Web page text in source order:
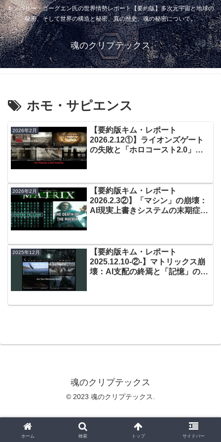
キンバリー・ゴーグエン氏の世界情勢レポート【要約版】多次元宇宙と地球の
秘密、そして世界の構造と秘密、真の歴史、魂の秘密について。
魂のクリプテックス
ホモ・サピエンス
2026年2月
【要約版キム・レポート
2026.2.12①】ライオンズゲート
の失敗と「ホロコースト2.0」：
2026年2月
【要約版キム・レポート
2026.2.3②】「マシン」の崩壊：
AI現実上書きシステムの末期症状
2025年12月
【要約版キム・レポート
2025.12.10-②-】マトリックス崩
壊：AI支配の終焉と「記憶」の奪
魂のクリプテックス
© 2023 魂のクリプテックス.
ホーム 検索 トップ サイドバー